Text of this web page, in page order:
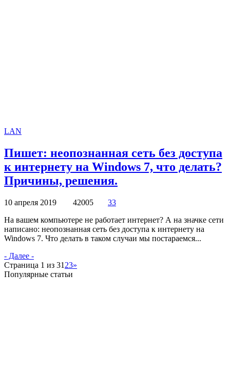
LAN
Пишет: неопознанная сеть без доступа
к интернету на Windows 7, что делать?
Причины, решения.
10 апреля 2019 42005 33
На вашем компьютере не работает интернет? А на значке сети
написано: неопознанная сеть без доступа к интернету на
Windows 7. Что делать в таком случаи мы постараемся...
- Далее -
Страница 1 из 31 23»
Популярные статьи